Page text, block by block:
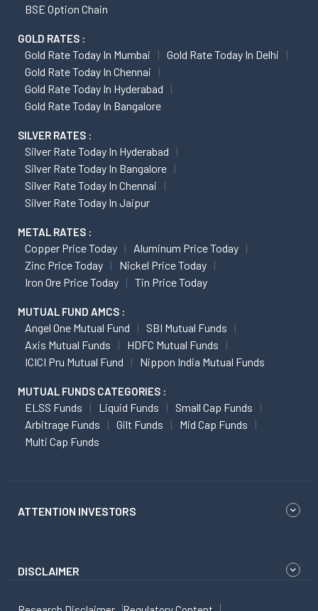
BSE Option Chain
GOLD RATES :
Gold Rate Today In Mumbai
Gold Rate Today In Delhi
Gold Rate Today In Chennai
Gold Rate Today In Hyderabad
Gold Rate Today In Bangalore
SILVER RATES :
Silver Rate Today In Hyderabad
Silver Rate Today In Bangalore
Silver Rate Today In Chennai
Silver Rate Today In Jaipur
METAL RATES :
Copper Price Today
Aluminum Price Today
Zinc Price Today
Nickel Price Today
Iron Ore Price Today
Tin Price Today
MUTUAL FUND AMCS :
Angel One Mutual Fund
SBI Mutual Funds
Axis Mutual Funds
HDFC Mutual Funds
ICICI Pru Mutual Fund
Nippon India Mutual Funds
MUTUAL FUNDS CATEGORIES :
ELSS Funds Liquid Funds
Small Cap Funds
Arbitrage Funds
Gilt Funds
Mid Cap Funds
Multi Cap Funds
ATTENTION INVESTORS
DISCLAIMER